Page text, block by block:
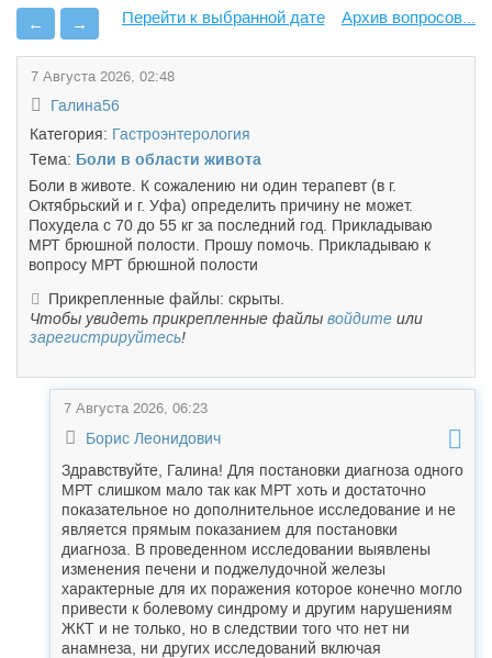
← → Архив вопросов...
7 Августа 2026, 02:48
Галина56
Категория: Гастроэнтерология
Тема: Боли в области живота
Боли в животе. К сожалению ни один терапевт (в г.
Октябрьский и г. Уфа) определить причину не может.
Похудела с 70 до 55 кг за последний год. Прикладываю
МРТ брюшной полости. Прошу помочь. Прикладываю к
вопросу МРТ брюшной полости
Прикрепленные файлы: скрыты.
Чтобы увидеть прикрепленные файлы войдите или
зарегистрируйтесь!
7 Августа 2026, 06:23
Борис Леонидович
Здравствуйте, Галина! Для постановки диагноза одного
МРТ слишком мало так как МРТ хоть и достаточно
показательное но дополнительное исследование и не
является прямым показанием для постановки
диагноза. В проведенном исследовании выявлены
изменения печени и поджелудочной железы
характерные для их поражения которое конечно могло
привести к болевому синдрому и другим нарушениям
ЖКТ и не только, но в следствии того что нет ни
анамнеза, ни других исследований включая